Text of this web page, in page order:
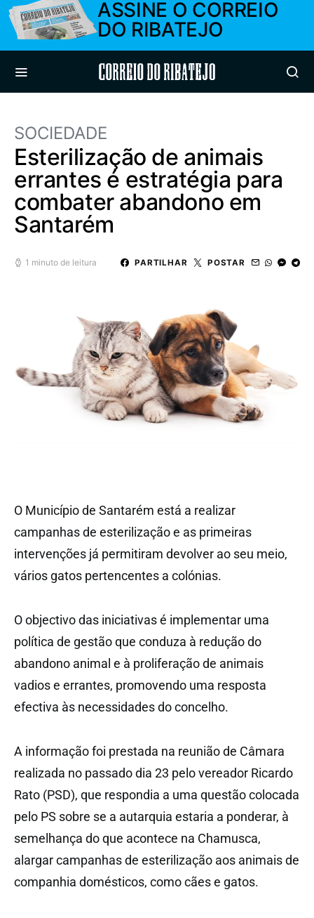
ASSINE O CORREIO
DO RIBATEJO
Correio do Ribatejo
SOCIEDADE
Esterilização de animais
errantes é estratégia para
combater abandono em
Santarém
1 minuto de leitura PARTILHAR POSTAR
O Município de Santarém está a realizar
campanhas de esterilização e as primeiras
intervenções já permitiram devolver ao seu meio,
vários gatos pertencentes a colónias.
O objectivo das iniciativas é implementar uma
política de gestão que conduza à redução do
abandono animal e à proliferação de animais
vadios e errantes, promovendo uma resposta
efectiva às necessidades do concelho.
A informação foi prestada na reunião de Câmara
realizada no passado dia 23 pelo vereador Ricardo
Rato (PSD), que respondia a uma questão colocada
pelo PS sobre se a autarquia estaria a ponderar, à
semelhança do que acontece na Chamusca,
alargar campanhas de esterilização aos animais de
companhia domésticos, como cães e gatos.